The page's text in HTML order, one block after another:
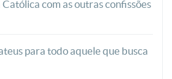
com as outras confissões
para todo aquele que busca